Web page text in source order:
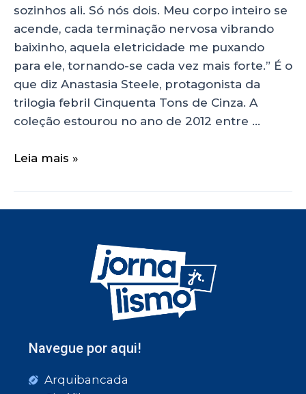
sozinhos ali. Só nós dois. Meu corpo inteiro se
acende, cada terminação nervosa vibrando
baixinho, aquela eletricidade me puxando
para ele, tornando-se cada vez mais forte.” É o
que diz Anastasia Steele, protagonista da
trilogia febril Cinquenta Tons de Cinza. A
coleção estourou no ano de 2012 entre …
Leia mais »
Navegue por aqui!
Arquibancada